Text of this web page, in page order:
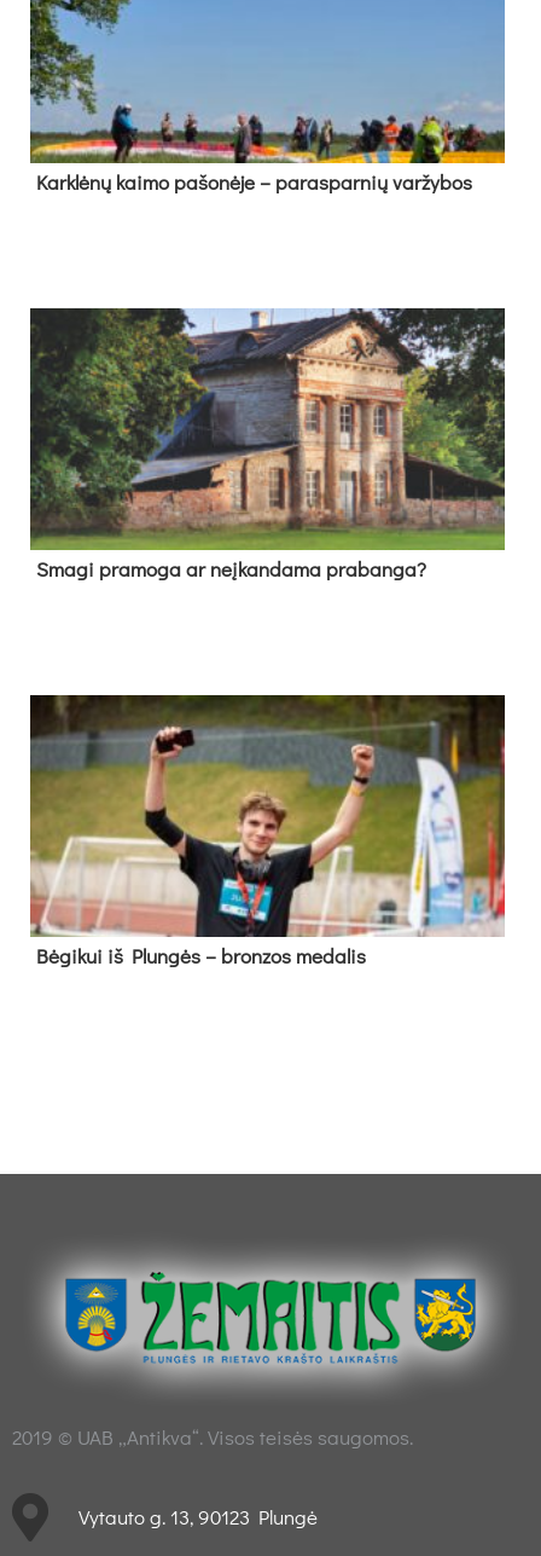
Kark­lė­nų kai­mo pa­šo­nė­je – pa­ras­par­nių var­žy­bos
Sma­gi pra­mo­ga ar neį­kan­da­ma pra­ban­ga?
Bė­gi­kui iš Plun­gės – bron­zos me­da­lis
2019 © UAB „Antikva“. Visos teisės saugomos.
Vytauto g. 13, 90123 Plungė